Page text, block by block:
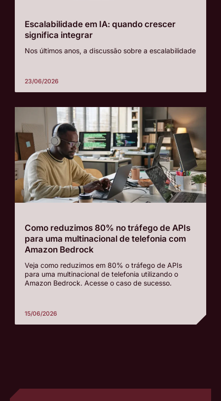
Escalabilidade em IA: quando crescer
significa integrar
Nos últimos anos, a discussão sobre a escalabilidade
23/06/2026
Como reduzimos 80% no tráfego de APIs
para uma multinacional de telefonia com
Amazon Bedrock
Veja como reduzimos em 80% o tráfego de APIs
para uma multinacional de telefonia utilizando o
Amazon Bedrock. Acesse o caso de sucesso.
15/06/2026